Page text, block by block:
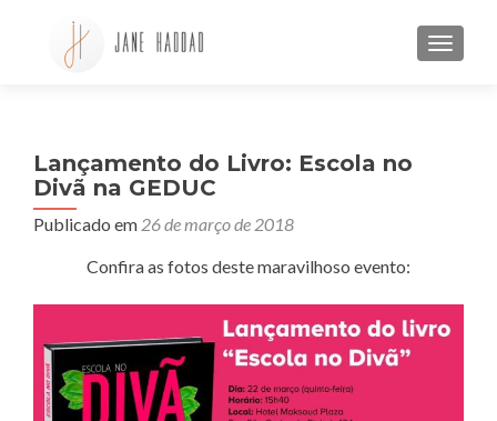
Lançamento do Livro: Escola no
Divã na GEDUC
Publicado em 26 de março de 2018
Confira as fotos deste maravilhoso evento: